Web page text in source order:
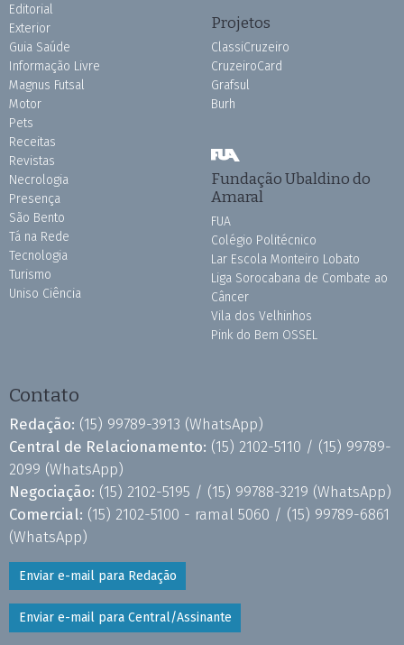
Editorial
Exterior
Guia Saúde
Informação Livre
Magnus Futsal
Motor
Pets
Receitas
Revistas
Necrologia
Presença
São Bento
Tá na Rede
Tecnologia
Turismo
Uniso Ciência
Projetos
ClassiCruzeiro
CruzeiroCard
Grafsul
Burh
Fundação Ubaldino do
Amaral
FUA
Colégio Politécnico
Lar Escola Monteiro Lobato
Liga Sorocabana de Combate ao
Câncer
Vila dos Velhinhos
Pink do Bem OSSEL
Contato
Redação: (15) 99789-3913 (WhatsApp)
Central de Relacionamento: (15) 2102-5110 / (15) 99789-
2099 (WhatsApp)
Negociação: (15) 2102-5195 / (15) 99788-3219 (WhatsApp)
Comercial: (15) 2102-5100 - ramal 5060 / (15) 99789-6861
(WhatsApp)
Enviar e-mail para Redação
Enviar e-mail para Central/Assinante